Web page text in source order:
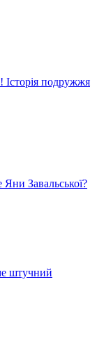
подружжя
Завальської?
штучний